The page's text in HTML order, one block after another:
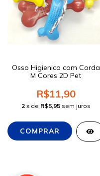
Osso Higienico com Corda
M Cores 2D Pet
R$11,90
2 x de R$5,95 sem juros